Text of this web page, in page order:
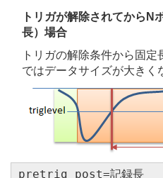
トリガが解除されてからN
長）場合
トリガの解除条件から固
ではデータサイズが大きく
pretrig post=記録長